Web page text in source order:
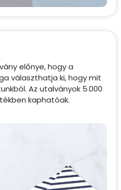
előnye, hogy a
választhatja ki, hogy mit
Az utalványok 5.000
kaphatóak.